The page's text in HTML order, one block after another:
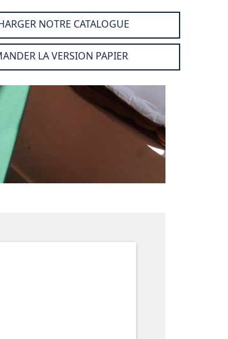
NOTRE CATALOGUE
LA VERSION PAPIER